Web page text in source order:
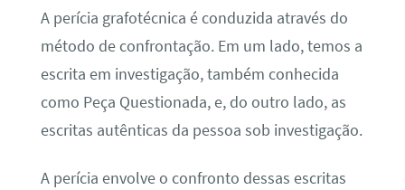
A perícia grafotécnica é conduzida através do
método de confrontação. Em um lado, temos a
escrita em investigação, também conhecida
como Peça Questionada, e, do outro lado, as
escritas autênticas da pessoa sob investigação.
A perícia envolve o confronto dessas escritas